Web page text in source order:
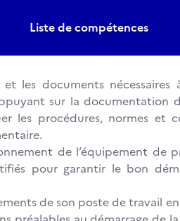
Liste de compétences
et les documents
sur la documentation
les procédures, normes et
de l’équipement de
pour garantir le bon
de son poste de travail